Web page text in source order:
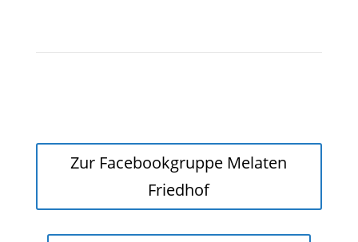
Zur Facebookgruppe Melaten
Friedhof